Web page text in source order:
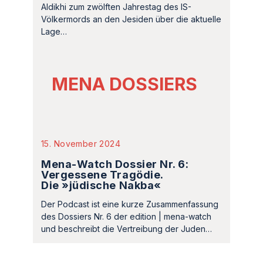
Aldikhi zum zwölften Jahrestag des IS-
Völkermords an den Jesiden über die aktuelle
Lage…
MENA DOSSIERS
15. November 2024
Mena-Watch Dossier Nr. 6:
Vergessene Tragödie.
Die »jüdische Nakba«
Der Podcast ist eine kurze Zusammenfassung
des Dossiers Nr. 6 der edition | mena-watch
und beschreibt die Vertreibung der Juden…